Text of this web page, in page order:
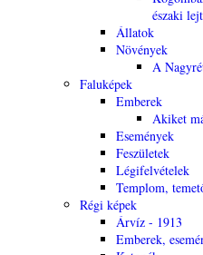
északi
Állatok
Növények
A
Faluképek
Emberek
Akiket
Események
Feszületek
Légifelvételek
Templom,
Régi képek
Árvíz - 1913
Emberek,